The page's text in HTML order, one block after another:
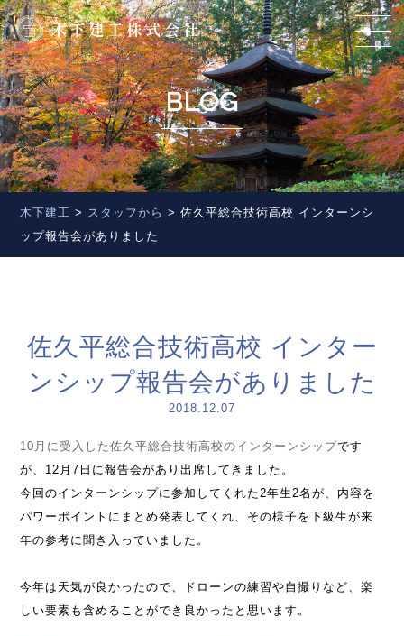
BLOG
木下建工 > スタッフから >佐久平総合技術高校 インターンシ
ップ報告会がありました
佐久平総合技術高校 インター
ンシップ報告会がありました
2018.12.07
10月に受入した佐久平総合技術高校のインターンシップです
が、12月7日に報告会があり出席してきました。
今回のインターンシップに参加してくれた2年生2名が、内容を
パワーポイントにまとめ発表してくれ、その様子を下級生が来
年の参考に聞き入っていました。
今年は天気が良かったので、ドローンの練習や自撮りなど、楽
しい要素も含めることができ良かったと思います。